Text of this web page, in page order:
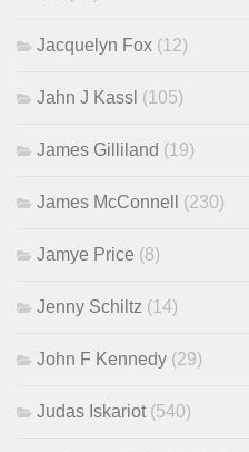
Jacquelyn Fox (12)
Jahn J Kassl (105)
James Gilliland (19)
James McConnell (230)
Jamye Price (8)
Jenny Schiltz (14)
John F Kennedy (29)
Judas Iskariot (540)